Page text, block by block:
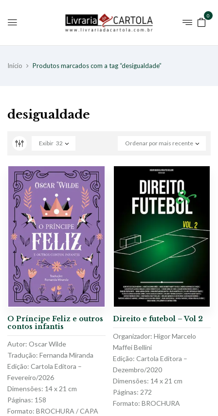
0
Início Produtos marcados com a tag “desigualdade”
desigualdade
Ordenar por mais recente
Exibir 32
O Príncipe Feliz e outros
contos infantis
Autor: Oscar Wilde
Tradução: Fernanda Miranda
Edição: Cartola Editora –
Fevereiro/2026
Dimensões: 14 x 21 cm
Páginas: 158
Formato: BROCHURA / CAPA
Direito e futebol – Vol 2
Organizador: Higor Marcelo
Maffei Bellini
Edição: Cartola Editora –
Dezembro/2020
Dimensões: 14 x 21 cm
Páginas: 272
Formato: BROCHURA